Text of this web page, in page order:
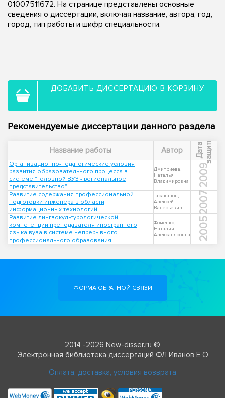
01007511672. На странице представлены основные
сведения о диссертации, включая название, автора, год,
город, тип работы и шифр специальности.
ДОБАВИТЬ ДИССЕРТАЦИЮ В КОРЗИНУ
Рекомендуемые диссертации данного раздела
Название работы Автор Д
а
т
а
з
а
щ
и
т ы
Организационно-педагогические условия
развития образовательного процесса в
системе "головной ВУЗ - региональное
представительство"
Дмитриева,
Наталья
Владимировна
2009
Развитие содержания профессиональной
подготовки инженера в области
информационных технологий
Тараканов,
Алексей
Валерьевич
2007
Развитие лингвокультурологической
компетенции преподавателя иностранного
языка вуза в системе непрерывного
профессионального образования
Фоменко,
Наталия
Александровна
2005
ФОРМА ОБРАТНОЙ СВЯЗИ
2014 -2026 New-disser.ru ©
Электронная библиотека диссертаций ФЛ Иванов Е О
Оплата, доставка, условия возврата